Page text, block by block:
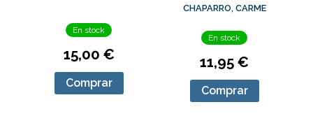
En stock
15,00 €
Comprar
CHAPARRO, CARME
En stock
11,95 €
Comprar